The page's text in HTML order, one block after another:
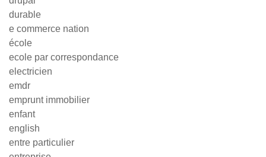
durable
e commerce nation
école
ecole par correspondance
electricien
emdr
emprunt immobilier
enfant
english
entre particulier